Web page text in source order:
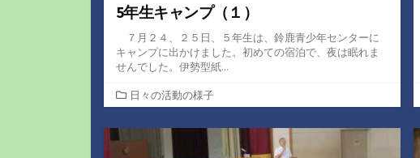
5年生キャンプ（１）
７月２４、２５日、５年生は、鈴鹿青少年センターに
キャンプに出かけました。初めての宿泊で、夜は眠れま
せんでした。伊勢型紙...
カ
テ
ゴ
リ
日々の活動の様子